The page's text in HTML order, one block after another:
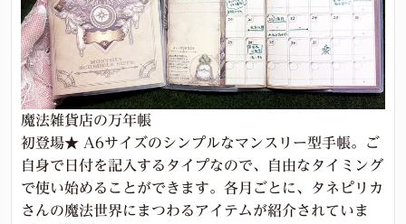
魔法雑貨店の万年帳
初登場★ A6サイズのシンプルなマンスリー型手帳。ご
自身で日付を記入するタイプなので、自由なタイミング
で使い始めることができます。各月ごとに、タネピリカ
さんの魔法世界にまつわるアイテムが紹介されていま